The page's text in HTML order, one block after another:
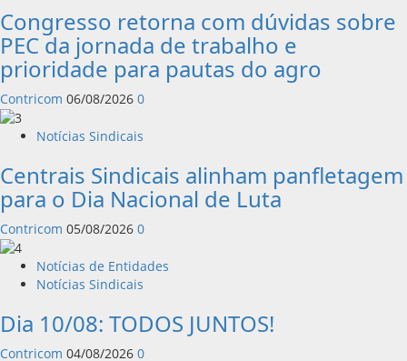
Congresso retorna com dúvidas sobre
PEC da jornada de trabalho e
prioridade para pautas do agro
Contricom 06/08/2026 0
Notícias Sindicais
Centrais Sindicais alinham panfletagem
para o Dia Nacional de Luta
Contricom 05/08/2026 0
Notícias de Entidades
Notícias Sindicais
Dia 10/08: TODOS JUNTOS!
Contricom 04/08/2026 0